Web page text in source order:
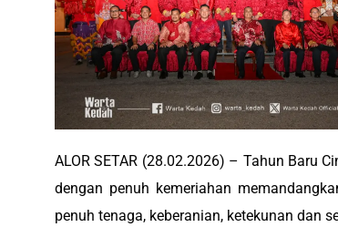
ALOR SETAR (28.02.2026) – Tahun Baru
dengan penuh kemeriahan
penuh tenaga, keberanian, ketekunan dan